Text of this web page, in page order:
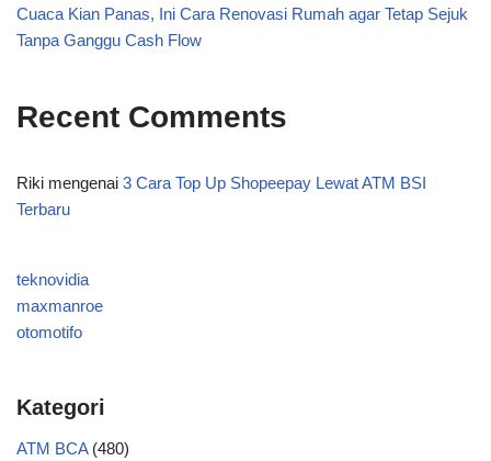
Cuaca Kian Panas, Ini Cara Renovasi Rumah agar Tetap Sejuk
Tanpa Ganggu Cash Flow
Recent Comments
Riki mengenai 3 Cara Top Up Shopeepay Lewat ATM BSI
Terbaru
teknovidia
maxmanroe
otomotifo
Kategori
ATM BCA(480)